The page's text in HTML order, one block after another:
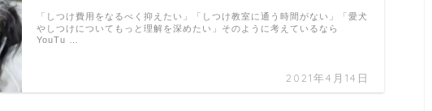
2021年4月14日
「しつけ費用をなるべく抑えたい」「しつけ教室に通う時間がない」「愛犬
やしつけについてもっと理解を深めたい」そのように考えているなら
YouTu …